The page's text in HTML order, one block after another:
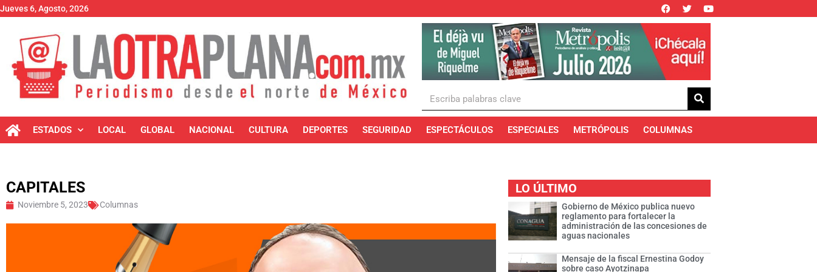
Jueves 6, Agosto, 2026
ESTADOS LOCAL GLOBAL NACIONAL CULTURA DEPORTES SEGURIDAD ESPECTÁCULOS ESPECIALES METRÓPOLIS COLUMNAS
CAPITALES
Noviembre 5, 2023 Columnas
LO ÚLTIMO
Gobierno de México publica nuevo
reglamento para fortalecer la
administración de las concesiones de
aguas nacionales
Mensaje de la fiscal Ernestina Godoy
sobre caso Ayotzinapa